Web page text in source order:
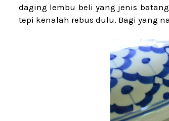
daging lembu beli yang jenis
tepi kenalah rebus dulu. Bagi yang